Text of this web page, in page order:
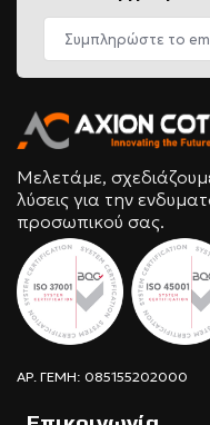
Μελετάμε,
λύσεις για την
προσωπικού σας.
ΑΡ. ΓΕΜΗ: 085155202000